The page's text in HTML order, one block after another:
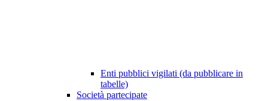
Enti pubblici vigilati (da pubblicare in
tabelle)
Società partecipate